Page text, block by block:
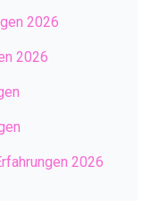
2026
2026
2026